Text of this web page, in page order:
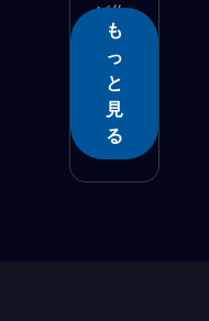
が作
業...
も
っ
と
見
る